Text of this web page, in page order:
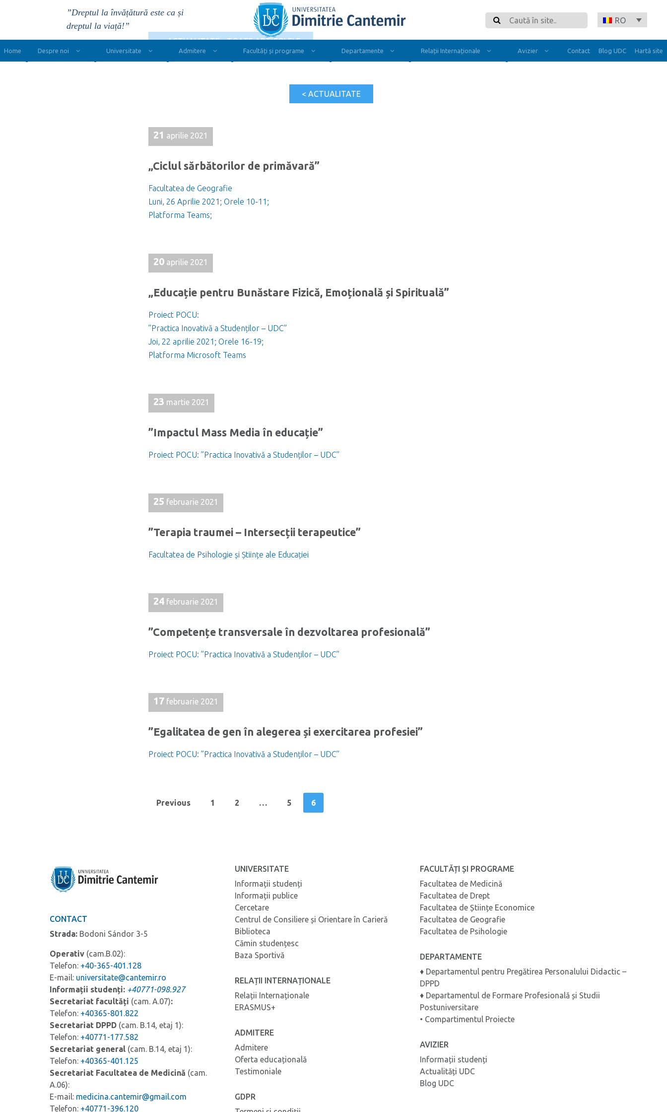
Search
RO
Main Navigation
”Dreptul la învățătură este ca și
dreptul la viață!”
Home Despre noi Universitate Admitere Facultăți și programe Departamente Relații Internaționale Avizier Contact Blog UDC Hartă site
< ACTUALITATE - TOATE ARTICOLELE
< ACTUALITATE
21 aprilie 2021
„Ciclul sărbătorilor de primăvară”
Facultatea de Geografie
Luni, 26 Aprilie 2021; Orele 10-11;
Platforma Teams;
20 aprilie 2021
„Educație pentru Bunăstare Fizică, Emoțională și Spirituală”
Proiect POCU:
”Practica Inovativă a Studenților – UDC”
Joi, 22 aprilie 2021; Orele 16-19;
Platforma Microsoft Teams
23 martie 2021
”Impactul Mass Media în educație”
Proiect POCU: ”Practica Inovativă a Studenților – UDC”
25 februarie 2021
”Terapia traumei – Intersecții terapeutice”
Facultatea de Psihologie și Științe ale Educației
24 februarie 2021
”Competențe transversale în dezvoltarea profesională”
Proiect POCU: ”Practica Inovativă a Studenților – UDC”
17 februarie 2021
”Egalitatea de gen în alegerea și exercitarea profesiei”
Proiect POCU: ”Practica Inovativă a Studenților – UDC”
Previous 1 2 … 5 6
CONTACT
Strada:Bodoni Sándor 3-5
Operativ (cam.B.02):
Telefon: +40-365-401.128
E-mail: universitate@cantemir.ro
Informații studenți: +40771-098.927
Secretariat facultăți (cam. A.07):
Telefon: +40365-801.822
Secretariat DPPD(cam. B.14, etaj 1):
Telefon: +40771-177.582
Secretariat general (cam. B.14, etaj 1):
Telefon: +40365-401.125
Secretariat Facultatea de Medicină (cam.
A.06):
E-mail: medicina.cantemir@gmail.com
Telefon: +40771-396.120
UNIVERSITATE
Informații studenți
Informații publice
Cercetare
Centrul de Consiliere și Orientare în Carieră
Biblioteca
Cămin studențesc
Baza Sportivă
RELAȚII INTERNAȚIONALE
Relații Internaționale
ERASMUS+
ADMITERE
Admitere
Oferta educațională
Testimoniale
GDPR
FACULTĂȚI ȘI PROGRAME
Facultatea de Medicină
Facultatea de Drept
Facultatea de Științe Economice
Facultatea de Geografie
Facultatea de Psihologie
DEPARTAMENTE
♦ Departamentul pentru Pregătirea Personalului Didactic –
DPPD
♦ Departamentul de Formare Profesională și Studii
Postuniversitare
• Compartimentul Proiecte
AVIZIER
Informații studenți
Actualități UDC
Blog UDC